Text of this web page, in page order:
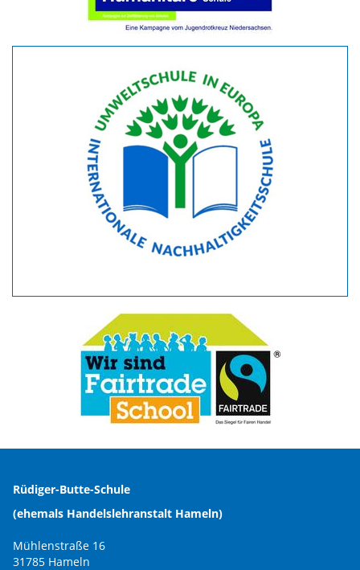
Rüdiger-Butte-Schule
(ehemals Handelslehranstalt Hameln)
Mühlenstraße 16
31785 Hameln